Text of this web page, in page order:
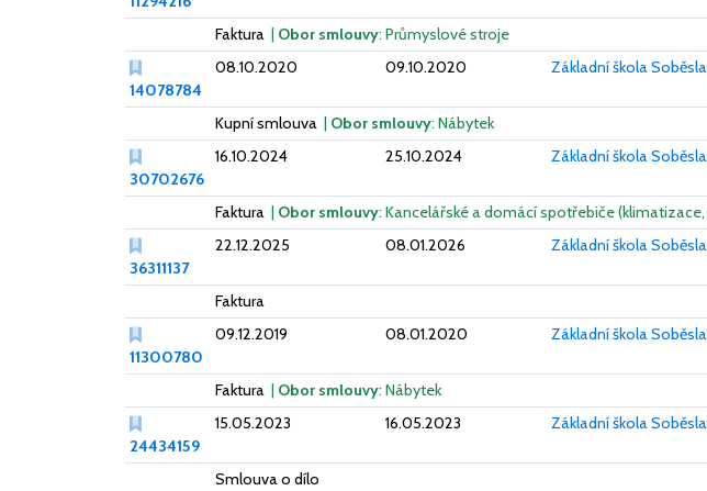
Faktura | Obor smlouvy: Průmyslové stroje
14078784
08.10.2020 09.10.2020 Základní škola
Kupní smlouva | Obor smlouvy: Nábytek
30702676
16.10.2024 25.10.2024 Základní škola
Faktura | Obor smlouvy: Kancelářské a domácí spotřebiče
36311137
22.12.2025 08.01.2026 Základní škola
Faktura
11300780
09.12.2019 08.01.2020 Základní škola
Faktura | Obor smlouvy: Nábytek
24434159
15.05.2023 16.05.2023 Základní škola
Smlouva o dílo